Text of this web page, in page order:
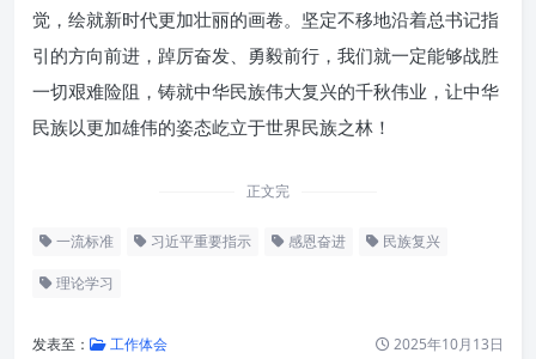
觉，绘就新时代更加壮丽的画卷。坚定不移地沿着总书记指
引的方向前进，踔厉奋发、勇毅前行，我们就一定能够战胜
一切艰难险阻，铸就中华民族伟大复兴的千秋伟业，让中华
民族以更加雄伟的姿态屹立于世界民族之林！
正文完
一流标准 习近平重要指示 感恩奋进 民族复兴
理论学习
发表至： 工作体会 2025年10月13日